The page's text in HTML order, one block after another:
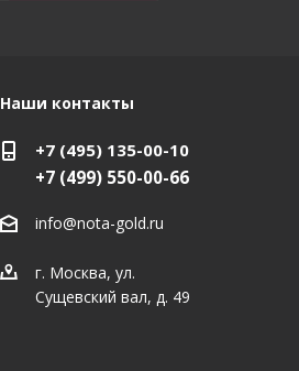
Наши контакты
+7 (495) 135-00-10
+7 (499) 550-00-66
info@nota-gold.ru
г. Москва, ул.
Сущевский вал, д. 49